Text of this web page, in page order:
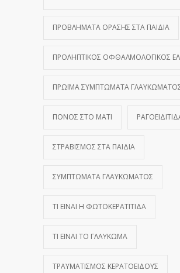
ΠΡΟΒΛΉΜΑΤΑ ΌΡΑΣΗΣ ΣΤΑ ΠΑΙΔΙΆ
ΠΡΟΛΗΠΤΙΚΌΣ ΟΦΘΑΛΜΟΛΟΓΙΚΌΣ
ΠΡΏΙΜΑ ΣΥΜΠΤΏΜΑΤΑ
ΠΌΝΟΣ ΣΤΟ ΜΆΤΙ
ΣΤΡΑΒΙΣΜΌΣ ΣΤΑ ΠΑΙΔΙΆ
ΣΥΜΠΤΏΜΑΤΑ ΓΛΑΥΚΏΜΑΤΟΣ
ΤΙ ΕΊΝΑΙ Η ΦΩΤΟΚΕΡΑΤΊΤΙΔΑ
ΤΙ ΕΊΝΑΙ ΤΟ ΓΛΑΎΚΩΜΑ
ΤΡΑΥΜΑΤΙΣΜΌΣ ΚΕΡΑΤΟΕΙΔΟΎΣ